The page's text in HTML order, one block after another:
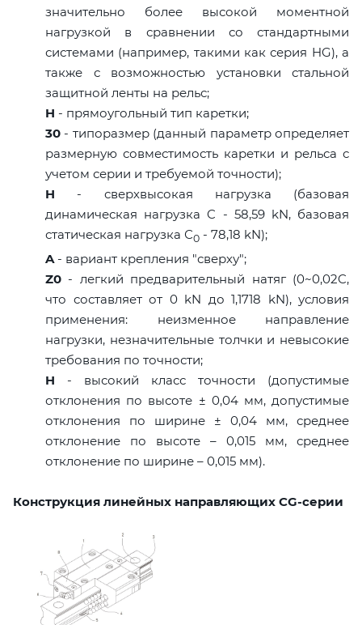
значительно более высокой моментной
нагрузкой в сравнении со стандартными
системами (например, такими как серия HG), а
также с возможностью установки стальной
защитной ленты на рельс;
H - прямоугольный тип каретки;
30 - типоразмер (данный параметр определяет
размерную совместимость каретки и рельса с
учетом серии и требуемой точности);
H - сверхвысокая нагрузка (базовая
динамическая нагрузка C - 58,59 kN, базовая
статическая нагрузка С0 - 78,18 kN);
A- вариант крепления "сверху";
Z0 - легкий предварительный натяг (0~0,02C,
что составляет от 0 kN до 1,1718 kN), условия
применения: неизменное направление
нагрузки, незначительные толчки и невысокие
требования по точности;
H - высокий класс точности (допустимые
отклонения по высоте ± 0,04 мм, допустимые
отклонения по ширине ± 0,04 мм, среднее
отклонение по высоте – 0,015 мм, среднее
отклонение по ширине – 0,015 мм).
Конструкция линейных направляющих CG-серии